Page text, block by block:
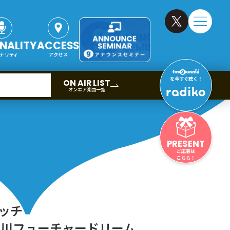
ON AIR LIST
オンエア楽曲一覧
リティ
ACCESS
アクセス
を今すぐ聴く！
PRESENT
ご応募は
こちら！
チ